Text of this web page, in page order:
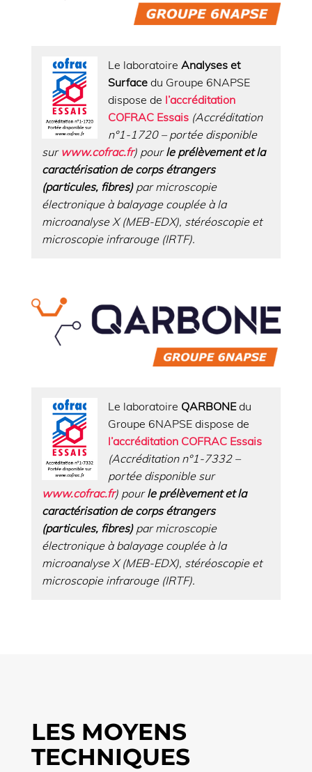
Le laboratoire Analyses et
Surfacedu Groupe 6NAPSE
dispose de l’accréditation
COFRAC Essais (Accréditation
n°1-1720 – portée disponible
sur www.cofrac.fr) pourle prélèvement et la
caractérisation de corps étrangers
(particules, fibres)par microscopie
électronique à balayage couplée à la
microanalyse X (MEB-EDX), stéréoscopie et
microscopie infrarouge (IRTF).
Le laboratoire QARBONEdu
Groupe 6NAPSE dispose de
l’accréditation COFRAC Essais
(Accréditation n°1-7332 –
portée disponible sur
www.cofrac.fr) pourle prélèvement et la
caractérisation de corps étrangers
(particules, fibres)par microscopie
électronique à balayage couplée à la
microanalyse X (MEB-EDX), stéréoscopie et
microscopie infrarouge (IRTF).
LES MOYENS
TECHNIQUES